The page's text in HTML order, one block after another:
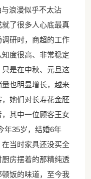
浪漫似乎不太沾
了很多人心底最真
研时，商超的工作
度很高、非常稳定
是在中秋、元旦这
也明显增长，越来
她们对长寿花金胚
其中一位顾客王女
年35岁，结婚6年
当时家具还没买全
房摆着的那精纯透
饭的味道，至今我